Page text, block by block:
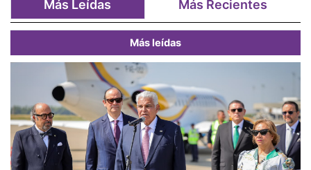
Más Leídas Más Recientes
Más leídas